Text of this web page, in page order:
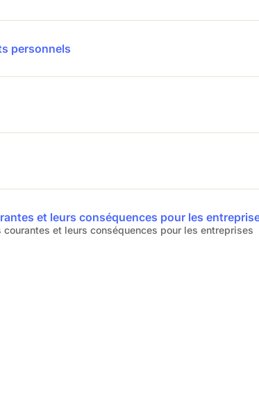
personnels
et leurs conséquences pour les
et leurs conséquences pour les entreprises